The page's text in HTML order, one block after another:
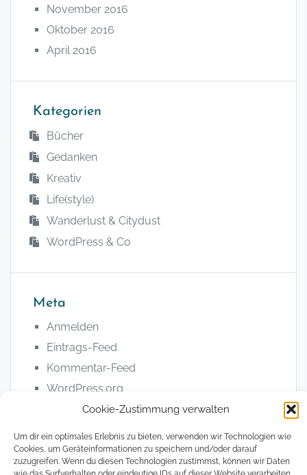
Cookie-Zustimmung verwalten
Um dir ein optimales Erlebnis zu bieten, verwenden wir Technologien wie
Cookies, um Geräteinformationen zu speichern und/oder darauf
zuzugreifen. Wenn du diesen Technologien zustimmst, können wir Daten
November 2016
Oktober 2016
April 2016
Kategorien
Bücher
Gedanken
Kreativ
Life(style)
Wanderlust & Citydust
WordPress & Co
Meta
Anmelden
Eintrags-Feed
Kommentar-Feed
WordPress.org